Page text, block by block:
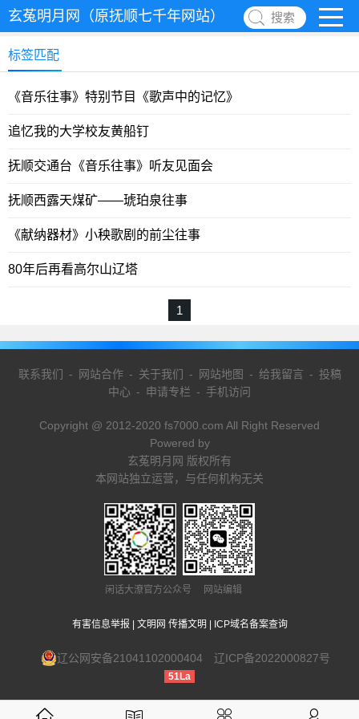
玄菟明月网（原抚顺七千年网站） 搜索
标签匹配
《音乐往事》特别节目《歌声中的记忆》
追忆我的大学校友黄船钉
抚顺交通台《音乐往事》听友见面会
抚顺西露天煤矿——琥珀泉往事
《献纳器材》小秧歌剧的前尘往事
80年后再看高尔山辽塔
1
联系我们 - 网站合作- 关于我们 - 网站地图 - 给我留言 - 投稿
中心 - 申请专栏 - 手机访问
Copyright @ 2012-2020 fs7000.com All Right Reserved
Powered by
玄菟明月网 版权所有
本网站独立运营，与任何机构无关
闲话大潦官方公众号 网站编辑
有害信息举报 文明网 传播文明 ICP域名备案查询
辽公网安备21041102000404 辽ICP备2022000827号
51La